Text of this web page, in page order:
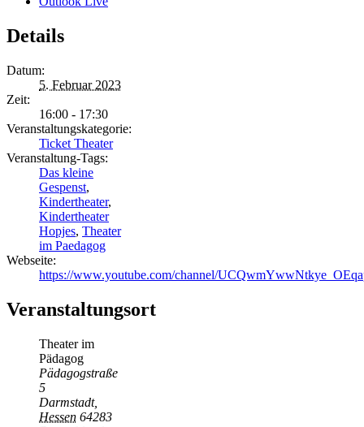
Details
Datum:
5. Februar 2023
Zeit:
16:00 - 17:30
Veranstaltungskategorie:
Ticket Theater
Veranstaltung-Tags:
Das kleine
Gespenst,
Kindertheater,
Kindertheater
Hopjes, Theater
im Paedagog
Webseite:
https://www.youtube.com/channel/
Veranstaltungsort
Theater im
Pädagog
Pädagogstraße
5
Darmstadt,
Hessen 64283